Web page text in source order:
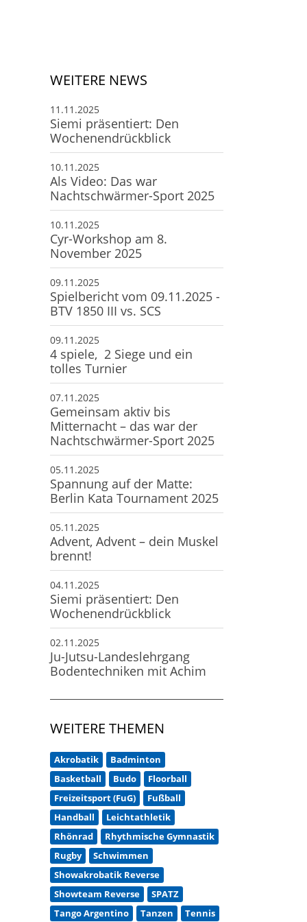
WEITERE NEWS
11.11.2025
Siemi präsentiert: Den
Wochenendrückblick
10.11.2025
Als Video: Das war
Nachtschwärmer-Sport 2025
10.11.2025
Cyr-Workshop am 8.
November 2025
09.11.2025
Spielbericht vom 09.11.2025 -
BTV 1850 III vs. SCS
09.11.2025
4 spiele, 2 Siege und ein
tolles Turnier
07.11.2025
Gemeinsam aktiv bis
Mitternacht – das war der
Nachtschwärmer-Sport 2025
05.11.2025
Spannung auf der Matte:
Berlin Kata Tournament 2025
05.11.2025
Advent, Advent – dein Muskel
brennt!
04.11.2025
Siemi präsentiert: Den
Wochenendrückblick
02.11.2025
Ju-Jutsu-Landeslehrgang
Bodentechniken mit Achim
WEITERE THEMEN
Akrobatik
Badminton
Basketball
Budo
Floorball
Freizeitsport (FuG)
Fußball
Handball
Leichtathletik
Rhönrad
Rhythmische Gymnastik
Rugby
Schwimmen
Showakrobatik Reverse
Showteam Reverse
SPATZ
Tango Argentino
Tanzen
Tennis